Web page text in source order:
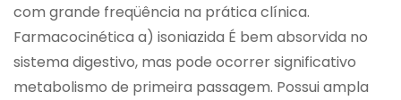
com grande freqüência na prática clínica.
Farmacocinética a) isoniazida É bem absorvida no
sistema digestivo, mas pode ocorrer significativo
metabolismo de primeira passagem. Possui ampla